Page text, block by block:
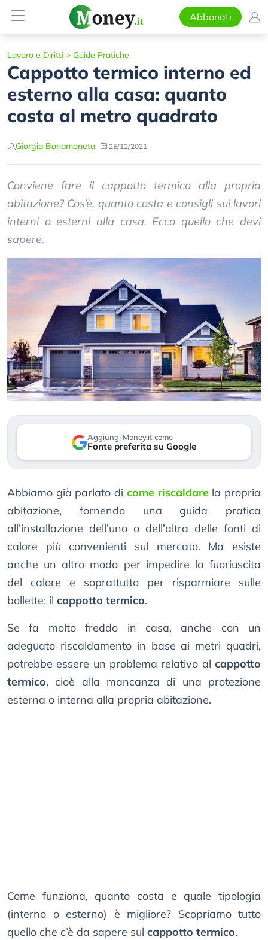
Abbonati
Lavoro e Diritti > Guide Pratiche
Cappotto termico interno ed
esterno alla casa: quanto
costa al metro quadrato
Giorgia Bonamoneta 25/12/2021
Conviene fare il cappotto termico alla propria
abitazione? Cos’è, quanto costa e consigli sui lavori
interni o esterni alla casa. Ecco quello che devi
sapere.
Aggiungi Money.it come
Fonte preferita su Google
Abbiamo già parlato di come riscaldarela propria
abitazione, fornendo una guida pratica
all’installazione dell’uno o dell’altra delle fonti di
calore più convenienti sul mercato. Ma esiste
anche un altro modo per impedire la fuoriuscita
del calore e soprattutto per risparmiare sulle
bollette: il cappotto termico.
Se fa molto freddo in casa, anche con un
adeguato riscaldamento in base ai metri quadri,
potrebbe essere un problema relativo al cappotto
termico, cioè alla mancanza di una protezione
esterna o interna alla propria abitazione.
Come funziona, quanto costa e quale tipologia
(interno o esterno) è migliore? Scopriamo tutto
quello che c’è da sapere sul cappotto termico.